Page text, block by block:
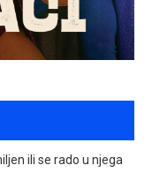
ili se rado u njega